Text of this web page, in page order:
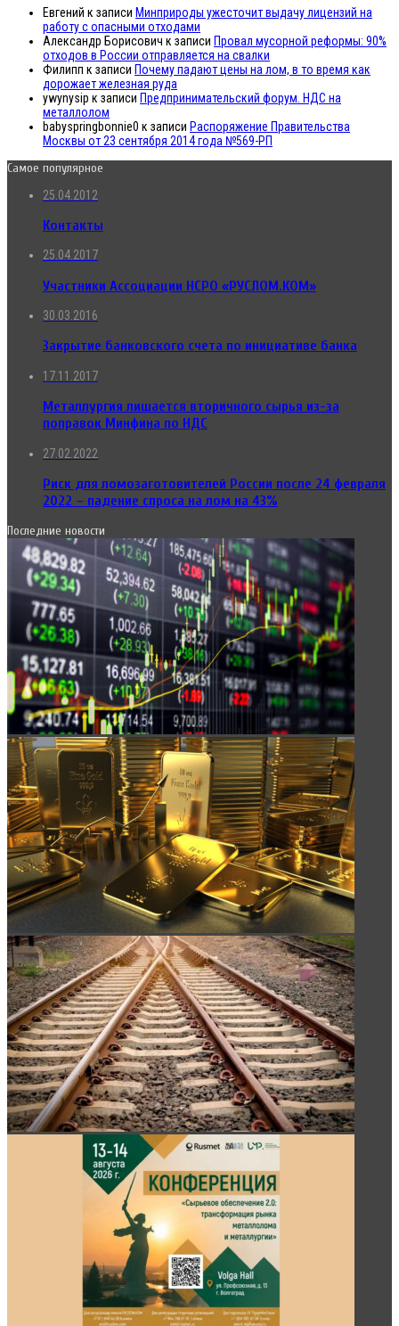
Евгений к записи Минприроды ужесточит выдачу лицензий на
работу с опасными отходами
Александр Борисович к записи Провал мусорной реформы: 90%
отходов в России отправляется на свалки
Филипп к записи Почему падают цены на лом, в то время как
дорожает железная руда
ywynysip к записи Предпринимательский форум. НДС на
металлолом
babyspringbonnie0 к записи Распоряжение Правительства
Москвы от 23 сентября 2014 года №569-РП
Самое популярное
25.04.2012
Контакты
25.04.2017
Участники Ассоциации НСРО «РУСЛОМ.КОМ»
30.03.2016
Закрытие банковского счета по инициативе банка
17.11.2017
Металлургия лишается вторичного сырья из-за
поправок Минфина по НДС
27.02.2022
Риск для ломозаготовителей России после 24 февраля
2022 – падение спроса на лом на 43%
Последние новости